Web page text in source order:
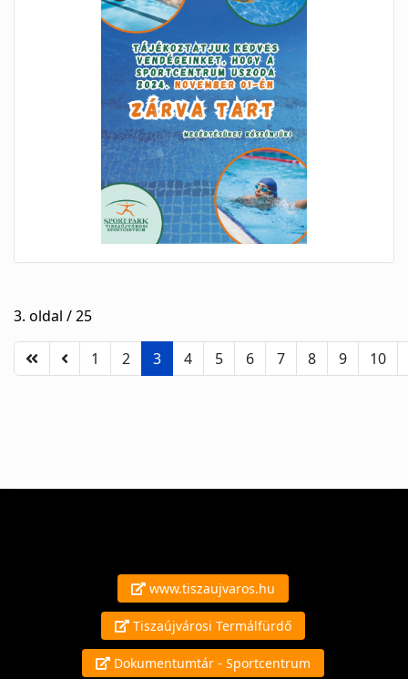
3. oldal / 25
1 2 3 4 5 6 7 8 9 10
www.tiszaujvaros.hu
Tiszaújvárosi Termálfürdő
Dokumentumtár - Sportcentrum